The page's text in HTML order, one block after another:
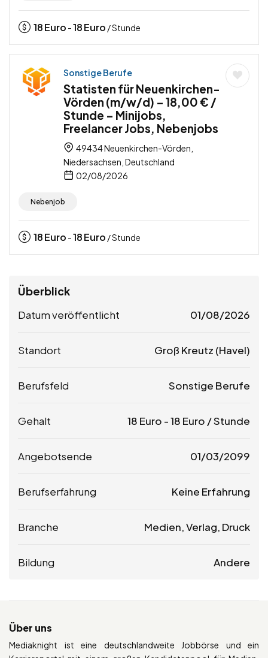
18Euro -18Euro / Stunde
Sonstige Berufe
Statisten für Neuenkirchen-
Vörden (m/w/d) – 18,00 € /
Stunde – Minijobs,
Freelancer Jobs, Nebenjobs
49434 Neuenkirchen-Vörden,
Niedersachsen, Deutschland
02/08/2026
Nebenjob
18Euro -18Euro / Stunde
Überblick
Datum veröffentlicht 01/08/2026
Standort Groß Kreutz (Havel)
Berufsfeld Sonstige Berufe
Gehalt 18 Euro -18 Euro / Stunde
Angebotsende 01/03/2099
Berufserfahrung Keine Erfahrung
Branche Medien, Verlag, Druck
Bildung Andere
Über uns
Mediaknight ist eine deutschlandweite Jobbörse und ein